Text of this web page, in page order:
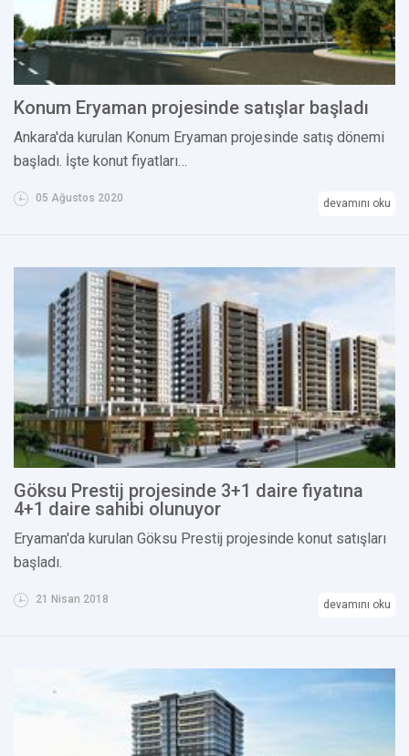
Konum Eryaman projesinde satışlar başladı
Ankara'da kurulan Konum Eryaman projesinde satış dönemi
başladı. İşte konut fiyatları…
05 Ağustos 2020 devamını oku
Göksu Prestij projesinde 3+1 daire fiyatına
4+1 daire sahibi olunuyor
Eryaman'da kurulan Göksu Prestij projesinde konut satışları
başladı.
21 Nisan 2018 devamını oku